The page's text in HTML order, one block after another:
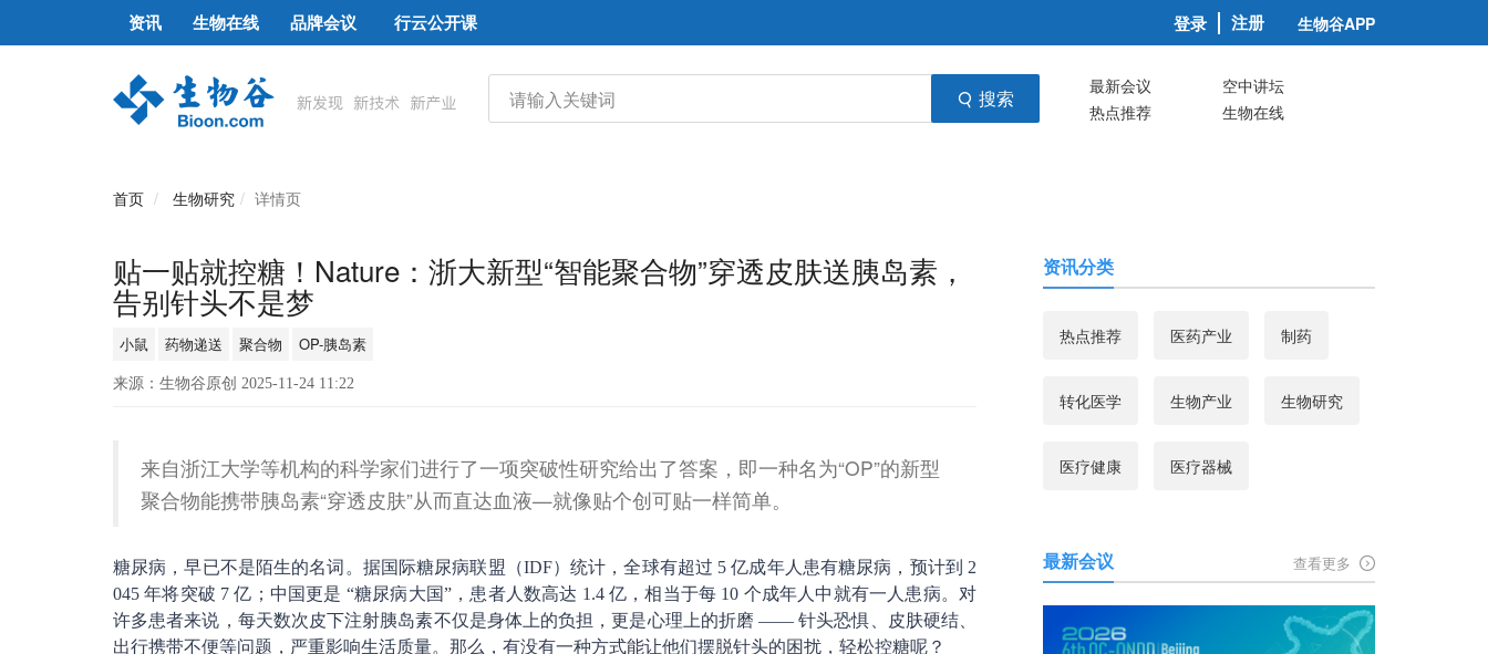
资讯 生物在线 品牌会议 行云公开课 登录 注册 生物谷APP
搜索 最新会议
空中讲坛
热点推荐
生物在线
首页 生物研究 详情页
贴一贴就控糖！Nature：浙大新型“智能聚合物”穿透皮肤送胰岛素，
告别针头不是梦
小鼠 药物递送 聚合物 OP-胰岛素
来源：生物谷原创 2025-11-24 11:22
来自浙江大学等机构的科学家们进行了一项突破性研究给出了答案，即一种名为“OP”的新型
聚合物能携带胰岛素“穿透皮肤”从而直达血液—就像贴个创可贴一样简单。
糖尿病，早已不是陌生的名词。据国际糖尿病联盟（IDF）统计，全球有超过 5 亿成年人患有糖尿病，预计到 2
045 年将突破 7 亿；中国更是 “糖尿病大国”，患者人数高达 1.4 亿，相当于每 10 个成年人中就有一人患病。对
许多患者来说，每天数次皮下注射胰岛素不仅是身体上的负担，更是心理上的折磨 —— 针头恐惧、皮肤硬结、
出行携带不便等问题，严重影响生活质量。那么，有没有一种方式能让他们摆脱针头的困扰，轻松控糖呢？
资讯分类
热点推荐 医药产业 制药
转化医学 生物产业 生物研究
医疗健康 医疗器械
最新会议 查看更多